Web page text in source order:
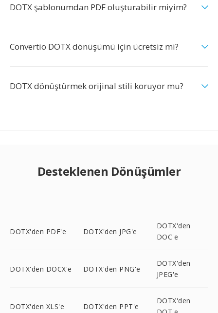
DOTX şablonumdan PDF oluşturabilir miyim?
Convertio DOTX dönüşümü için ücretsiz mi?
DOTX dönüştürmek orijinal stili koruyor mu?
Desteklenen Dönüşümler
DOTX'den PDF'e DOTX'den JPG'e
DOTX'den
DOC'e
DOTX'den DOCX'e DOTX'den PNG'e
DOTX'den
JPEG'e
DOTX'den XLS'e DOTX'den PPT'e
DOTX'den